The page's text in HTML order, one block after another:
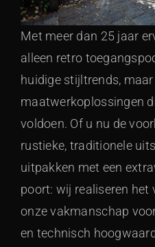
Met meer dan 25 jaar
alleen retro
huidige stijltrends,
maatwerkoplossingen
voldoen. Of u nu de
rustieke, traditionele
uitpakken met een
poort: wij realiseren het
onze vakmanschap
en technisch